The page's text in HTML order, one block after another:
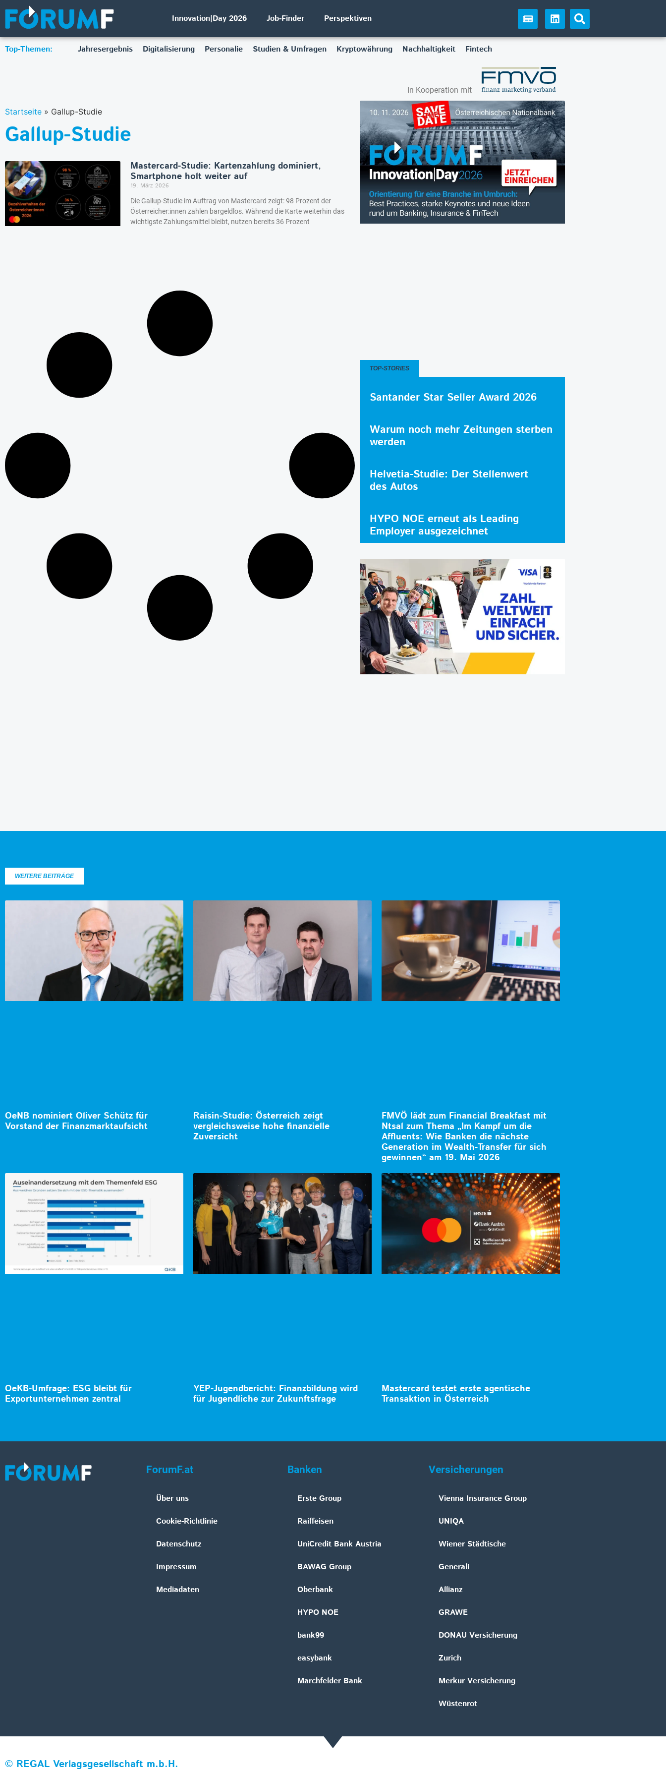
Innovation|Day 2026 Job-Finder Perspektiven
Top-Themen: Jahresergebnis Digitalisierung Personalie Studien & Umfragen Kryptowährung Nachhaltigkeit Fintech
In Kooperation mit
Startseite » Gallup-Studie
Gallup-Studie
Mastercard-Studie: Kartenzahlung dominiert,
Smartphone holt weiter auf
19. März 2026
Die Gallup-Studie im Auftrag von Mastercard zeigt: 98 Prozent der
Österreicher:innen zahlen bargeldlos. Während die Karte weiterhin das
wichtigste Zahlungsmittel bleibt, nutzen bereits 36 Prozent
TOP-STORIES
Santander Star Seller Award 2026
Warum noch mehr Zeitungen sterben
werden
Helvetia-Studie: Der Stellenwert
des Autos
HYPO NOE erneut als Leading
Employer ausgezeichnet
WEITERE BEITRÄGE
OeNB nominiert Oliver Schütz für
Vorstand der Finanzmarktaufsicht
Raisin-Studie: Österreich zeigt
vergleichsweise hohe finanzielle
Zuversicht
FMVÖ lädt zum Financial Breakfast mit
Ntsal zum Thema „Im Kampf um die
Affluents: Wie Banken die nächste
Generation im Wealth-Transfer für sich
gewinnen“ am 19. Mai 2026
OeKB-Umfrage: ESG bleibt für
Exportunternehmen zentral
YEP-Jugendbericht: Finanzbildung wird
für Jugendliche zur Zukunftsfrage
Mastercard testet erste agentische
Transaktion in Österreich
ForumF.at
Über uns
Cookie-Richtlinie
Datenschutz
Impressum
Mediadaten
Banken
Erste Group
Raiffeisen
UniCredit Bank Austria
BAWAG Group
Oberbank
HYPO NOE
bank99
easybank
Marchfelder Bank
Versicherungen
Vienna Insurance Group
UNIQA
Wiener Städtische
Generali
Allianz
GRAWE
DONAU Versicherung
Zurich
Merkur Versicherung
Wüstenrot
© REGAL Verlagsgesellschaft m.b.H.